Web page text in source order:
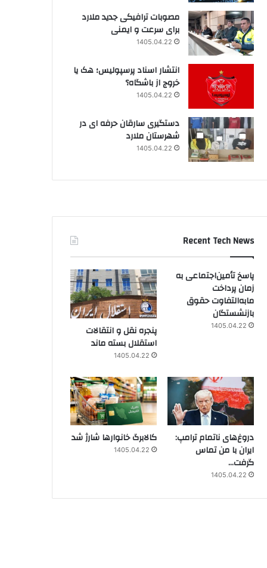
مصوبات ترافیکی جدید ملارد
برای سرعت و ایمنی
1405.04.22
انتشار اسناد پرسپولیس؛ هک یا
خروج از باشگاه؟
1405.04.22
دستگیری سارقان حرفه ای در
شهرستان ملارد
1405.04.22
Recent Tech News
پاسخ تأمین‌اجتماعی به
زمان پرداخت
مابه‌التفاوت حقوق
بازنشستگان
1405.04.22
پنجره‌ نقل و انتقالات
استقلال بسته ماند
1405.04.22
دروغ‌های ناتمام ترامپ:
ایران با من تماس
گرفت…
1405.04.22
کالابرگ خانوارها شارژ شد
1405.04.22